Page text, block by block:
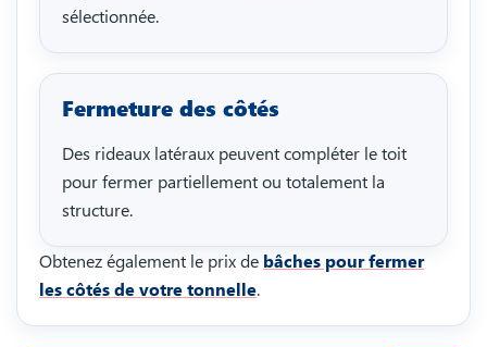
sélectionnée.
Fermeture des côtés
Des rideaux latéraux peuvent compléter le toit
pour fermer partiellement ou totalement la
structure.
Obtenez également le prix de bâches pour fermer
les côtés de votre tonnelle.